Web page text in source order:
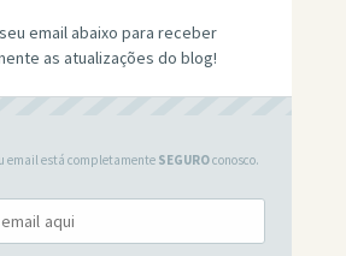
email abaixo para receber
as atualizações do blog!
email está completamente SEGUROconosco.